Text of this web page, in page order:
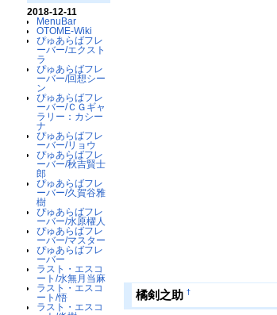
2018-12-11
MenuBar
OTOME-Wiki
ぴゅあらばフレ
ーバー/エクスト
ラ
ぴゅあらばフレ
ーバー/回想シー
ン
ぴゅあらばフレ
ーバー/ＣＧギャ
ラリー：カシー
ナ
ぴゅあらばフレ
ーバー/リョウ
ぴゅあらばフレ
ーバー/秋吉賢士
郎
ぴゅあらばフレ
ーバー/久賀谷雅
樹
ぴゅあらばフレ
ーバー/水原櫂人
ぴゅあらばフレ
ーバー/マスター
ぴゅあらばフレ
ーバー
ラスト・エスコ
ート/水無月当麻
ラスト・エスコ
ート/悟
ラスト・エスコ
橘剣之助 †